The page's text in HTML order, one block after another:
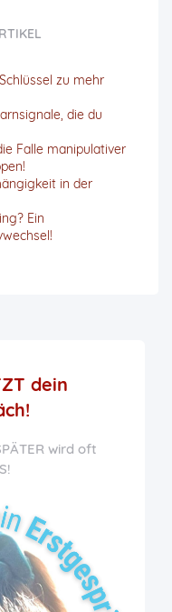
zu mehr
die du
Falle manipulativer
in der
Ein
dein
wird oft